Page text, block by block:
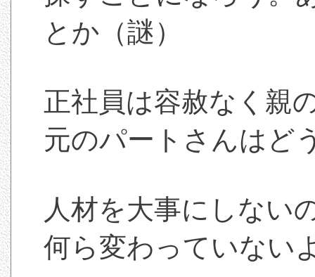
とか（謎）
正社員は容赦なく親
元のパートさんはど
人材を大事にしない
何ら変わっていない